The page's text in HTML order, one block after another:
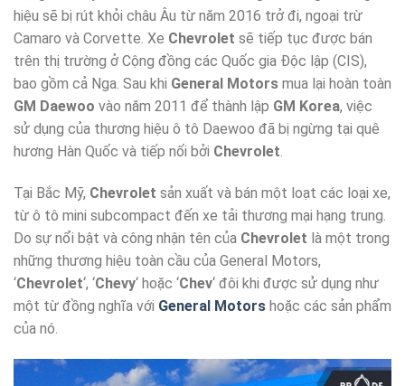
hiệu sẽ bị rút khỏi châu Âu từ năm 2016 trở đi, ngoại trừ
Camaro và Corvette. Xe Chevrolet sẽ tiếp tục được bán
trên thị trường ở Cộng đồng các Quốc gia Độc lập (CIS),
bao gồm cả Nga. Sau khi General Motors mua lại hoàn toàn
GM Daewoo vào năm 2011 để thành lập GM Korea, việc
sử dụng của thương hiệu ô tô Daewoo đã bị ngừng tại quê
hương Hàn Quốc và tiếp nối bởi Chevrolet.
Tại Bắc Mỹ, Chevrolet sản xuất và bán một loạt các loại xe,
từ ô tô mini subcompact đến xe tải thương mại hạng trung.
Do sự nổi bật và công nhận tên của Chevrolet là một trong
những thương hiệu toàn cầu của General Motors,
‘Chevrolet‘, ‘Chevy‘ hoặc ‘Chev‘ đôi khi được sử dụng như
một từ đồng nghĩa với General Motors hoặc các sản phẩm
của nó.